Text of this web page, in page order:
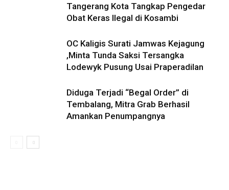
Tangerang Kota Tangkap Pengedar
Obat Keras Ilegal di Kosambi
OC Kaligis Surati Jamwas Kejagung
,Minta Tunda Saksi Tersangka
Lodewyk Pusung Usai Praperadilan
Diduga Terjadi “Begal Order” di
Tembalang, Mitra Grab Berhasil
Amankan Penumpangnya